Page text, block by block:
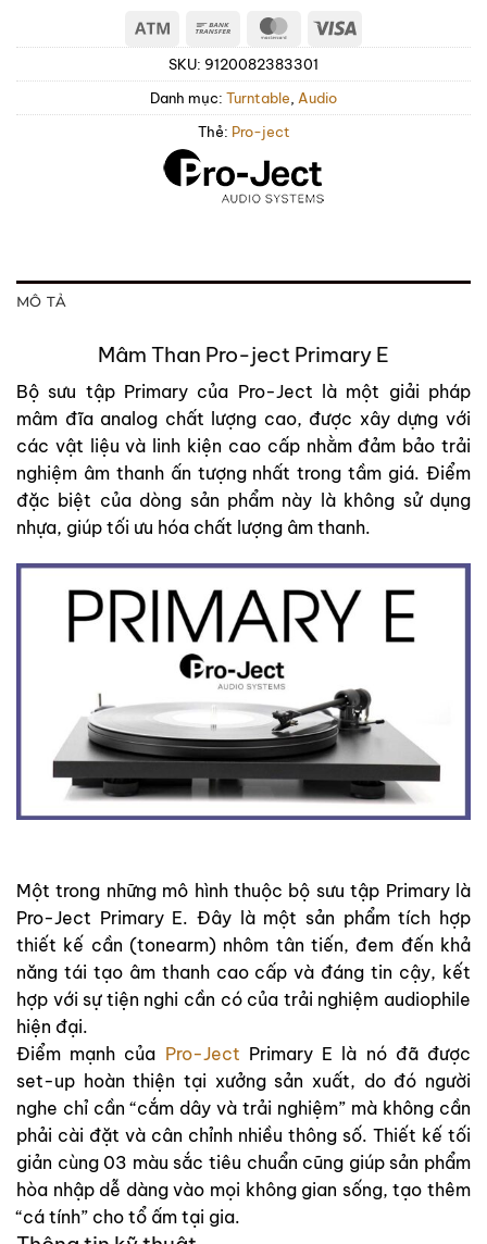
Atm
Bank
Transfer
MasterCard
SKU: 9120082383301
Danh mục: Turntable Audio
Thẻ: Pro-ject
MÔ TẢ
Mâm Than Pro-ject Primary E
Bộ sưu tập Primary của Pro-Ject là một giải pháp
mâm đĩa analog chất lượng cao, được xây dựng với
các vật liệu và linh kiện cao cấp nhằm đảm bảo trải
nghiệm âm thanh ấn tượng nhất trong tầm giá. Điểm
đặc biệt của dòng sản phẩm này là không sử dụng
nhựa, giúp tối ưu hóa chất lượng âm thanh.
Một trong những mô hình thuộc bộ sưu tập Primary là
Pro-Ject Primary E. Đây là một sản phẩm tích hợp
thiết kế cần (tonearm) nhôm tân tiến, đem đến khả
năng tái tạo âm thanh cao cấp và đáng tin cậy, kết
hợp với sự tiện nghi cần có của trải nghiệm audiophile
hiện đại.
Điểm mạnh của Pro-Ject Primary E là nó đã được
set-up hoàn thiện tại xưởng sản xuất, do đó người
nghe chỉ cần “cắm dây và trải nghiệm” mà không cần
phải cài đặt và cân chỉnh nhiều thông số. Thiết kế tối
giản cùng 03 màu sắc tiêu chuẩn cũng giúp sản phẩm
hòa nhập dễ dàng vào mọi không gian sống, tạo thêm
“cá tính” cho tổ ấm tại gia.